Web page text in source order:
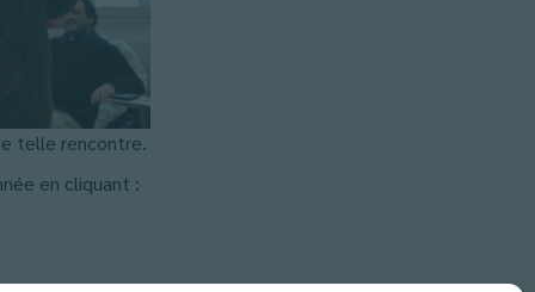
telle rencontre.
en cliquant :